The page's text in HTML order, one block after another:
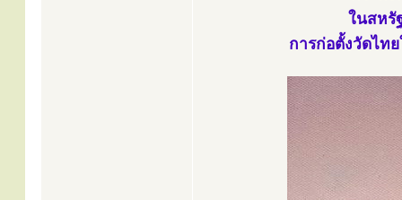
ในสหรั
การก่อตั้งวัดไท